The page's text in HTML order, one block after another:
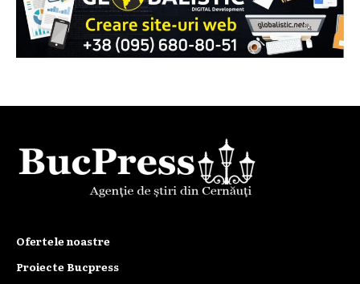
Ofertele noastre
Proiecte Bucpress